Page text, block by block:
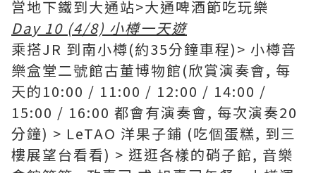
営地下鐵到大通站>大通啤酒節吃玩樂
Day 10 (4/8) 小樽一天遊
乘搭JR 到南小樽(約35分鐘車程)> 小樽音
樂盒堂二號館古董博物館(欣賞演奏會, 每
天的10:00 / 11:00 / 12:00 / 14:00 /
15:00 / 16:00 都會有演奏會, 每次演奏20
分鐘) > LeTAO 洋果子鋪 (吃個蛋糕, 到三
樓展望台看看) > 逛逛各樣的硝子館, 音樂